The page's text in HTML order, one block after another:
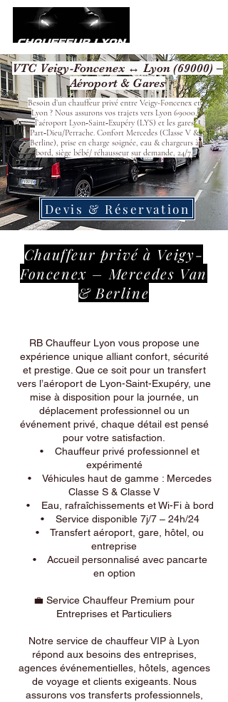
VTC Veigy-Foncenex ↔ Lyon (69000) –
Aéroport & Gares
Besoin d’un chauffeur privé entre Veigy-Foncenex et
Lyon ? Nous assurons vos trajets vers Lyon 69000,
l’aéroport Lyon‑Saint‑Exupéry (LYS) et les gares
Part‑Dieu/Perrache. Confort Mercedes (Classe V &
Berline), prise en charge soignée, eau & chargeurs à
bord, siège bébé/ réhausseur sur demande, 24/7.
Devis & Réservation
Chauffeur privé à Veigy-
Foncenex – Mercedes Van
& Berline
RB Chauffeur Lyon vous propose une
expérience unique alliant confort, sécurité
et prestige. Que ce soit pour un transfert
vers l’aéroport de Lyon-Saint-Exupéry, une
mise à disposition pour la journée, un
déplacement professionnel ou un
événement privé, chaque détail est pensé
pour votre satisfaction.
• Chauffeur privé professionnel et
expérimenté
• Véhicules haut de gamme : Mercedes
Classe S & Classe V
• Eau, rafraîchissements et Wi-Fi à bord
• Service disponible 7j/7 – 24h/24
• Transfert aéroport, gare, hôtel, ou
entreprise
• Accueil personnalisé avec pancarte
en option
💼 Service Chauffeur Premium pour
Entreprises et Particuliers
Notre service de chauffeur VIP à Lyon
répond aux besoins des entreprises,
agences événementielles, hôtels, agences
de voyage et clients exigeants. Nous
assurons vos transferts professionnels,